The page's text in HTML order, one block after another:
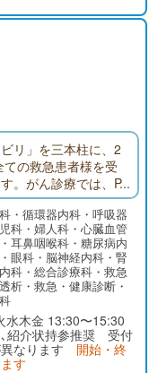
リ」を三本柱に、2
の救急患者様を受
。がん診療では、P
の先端医療機器導入
のがん治療を完結
リテーションで
に多くの患者様を
いります。
・循環器内科・呼吸器
科・婦人科・心臓血管
耳鼻咽喉科・糖尿病内
眼科・脳神経内科・腎
科・総合診療科・救急
析・救急・健康診断・
木金 13:30〜15:30
紹介状持参推奨 受付
なります 開始・終
す